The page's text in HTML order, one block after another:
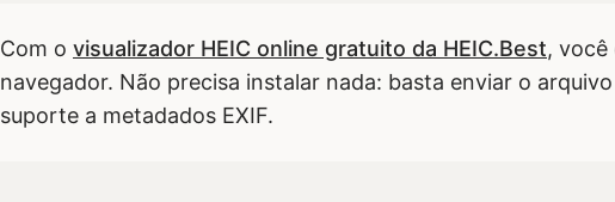
Com o visualizador HEIC online gratuito da HEIC.Best, você
navegador. Não precisa instalar nada: basta enviar o
suporte a metadados EXIF.